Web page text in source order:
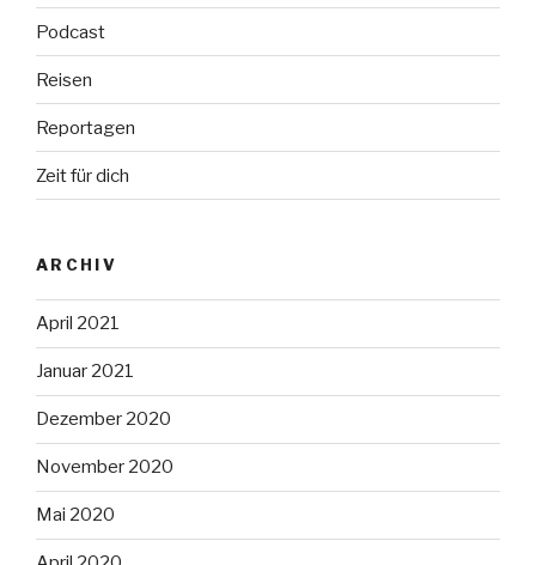
Podcast
Reisen
Reportagen
Zeit für dich
ARCHIV
April 2021
Januar 2021
Dezember 2020
November 2020
Mai 2020